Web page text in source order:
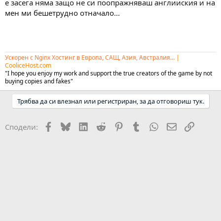
е засега няма защо не си поопражняваш англииския и на
мен ми бешетрудно отначало...
Ускорен с Nginx Хостинг в Европа, САЩ, Азия, Австралия... |
CooliceHost.com
"I hope you enjoy my work and support the true creators of the game by not
buying copies and fakes"
Трябва да си влезнал или регистриран, за да отговориш тук.
Сподели: Facebook
BlueskyLinkedIn
Reddit PinterestTumblr WhatsApp
EmailLink